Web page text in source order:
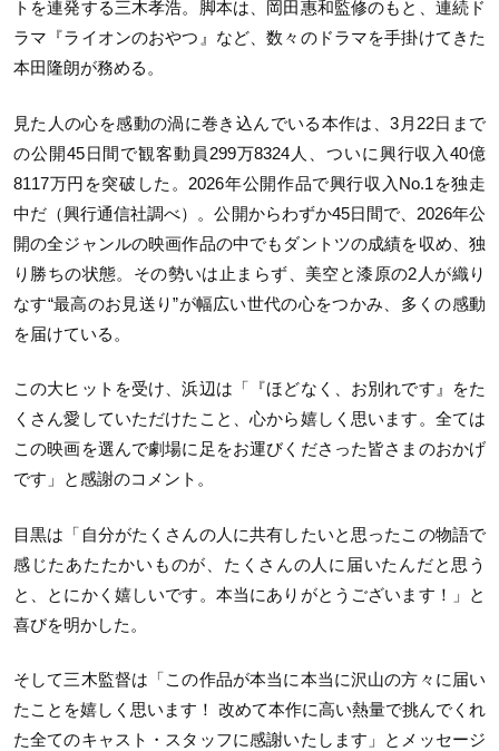
トを連発する三木孝浩。脚本は、岡田惠和監修のもと、連続ド
ラマ『ライオンのおやつ』など、数々のドラマを手掛けてきた
本田隆朗が務める。
見た人の心を感動の渦に巻き込んでいる本作は、3月22日まで
の公開45日間で観客動員299万8324人、ついに興行収入40億
8117万円を突破した。2026年公開作品で興行収入No.1を独走
中だ（興行通信社調べ）。公開からわずか45日間で、2026年公
開の全ジャンルの映画作品の中でもダントツの成績を収め、独
り勝ちの状態。その勢いは止まらず、美空と漆原の2人が織り
なす“最高のお見送り”が幅広い世代の心をつかみ、多くの感動
を届けている。
この大ヒットを受け、浜辺は「『ほどなく、お別れです』をた
くさん愛していただけたこと、心から嬉しく思います。全ては
この映画を選んで劇場に足をお運びくださった皆さまのおかげ
です」と感謝のコメント。
目黒は「自分がたくさんの人に共有したいと思ったこの物語で
感じたあたたかいものが、たくさんの人に届いたんだと思う
と、とにかく嬉しいです。本当にありがとうございます！」と
喜びを明かした。
そして三木監督は「この作品が本当に本当に沢山の方々に届い
たことを嬉しく思います！ 改めて本作に高い熱量で挑んでくれ
た全てのキャスト・スタッフに感謝いたします」とメッセージ